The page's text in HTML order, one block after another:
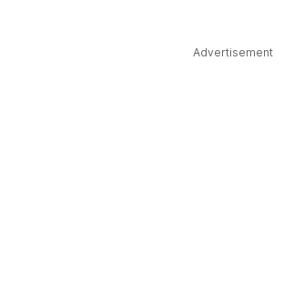
Advertisement